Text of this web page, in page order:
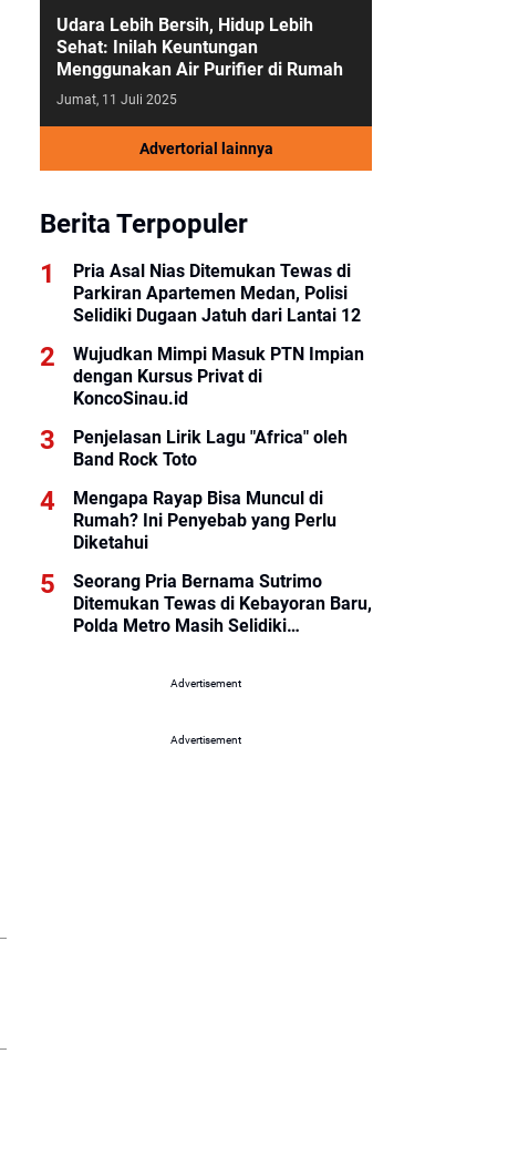
Udara Lebih Bersih, Hidup Lebih
Sehat: Inilah Keuntungan
Menggunakan Air Purifier di Rumah
Jumat, 11 Juli 2025
Advertorial lainnya
Berita Terpopuler
Pria Asal Nias Ditemukan Tewas di
Parkiran Apartemen Medan, Polisi
Selidiki Dugaan Jatuh dari Lantai 12
Wujudkan Mimpi Masuk PTN Impian
dengan Kursus Privat di
KoncoSinau.id
Penjelasan Lirik Lagu "Africa" oleh
Band Rock Toto
Mengapa Rayap Bisa Muncul di
Rumah? Ini Penyebab yang Perlu
Diketahui
Seorang Pria Bernama Sutrimo
Ditemukan Tewas di Kebayoran Baru,
Polda Metro Masih Selidiki
Advertisement
Advertisement